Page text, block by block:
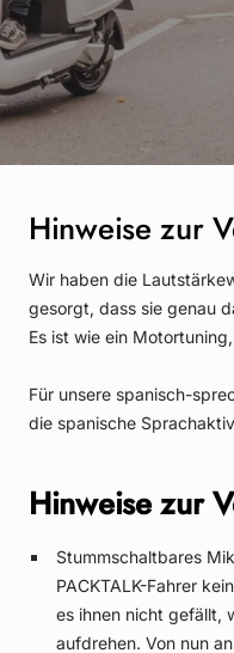
Hinweise zur
Wir haben die
gesorgt, dass sie genau
Es ist wie ein
Für unsere spanisch-
die spanische
Hinweise zur
Stummschaltbares
PACKTALK-Fahrer
es ihnen nicht gefällt,
aufdrehen. Von nun